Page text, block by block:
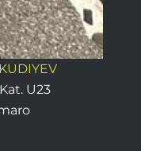
U23